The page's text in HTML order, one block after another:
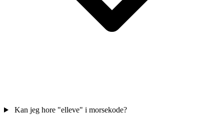
Kan jeg hore "elleve" i morsekode?